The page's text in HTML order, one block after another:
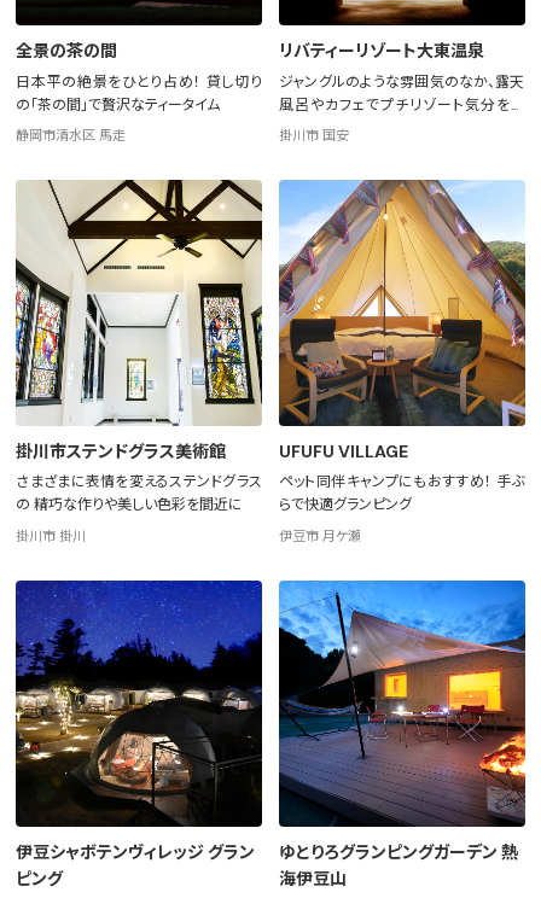
全景の茶の間
日本平の絶景をひとり占め！ 貸し切り
の「茶の間」で贅沢なティータイム
静岡市清水区 馬走
リバティーリゾート大東温泉
ジャングルのような雰囲気のなか、露天
風呂やカフェでプチリゾート気分を満
喫！
掛川市 国安
掛川市ステンドグラス美術館
さまざまに表情を変えるステンドグラス
の 精巧な作りや美しい色彩を間近に
掛川市 掛川
UFUFU VILLAGE
ペット同伴キャンプにもおすすめ！ 手ぶ
らで快適グランピング
伊豆市 月ケ瀬
伊豆シャボテンヴィレッジ グラン
ピング
ゆとりろグランピングガーデン 熱
海伊豆山